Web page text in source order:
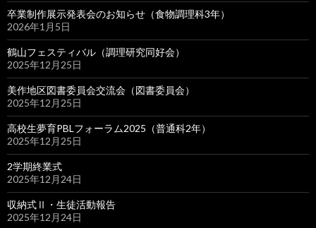
卒業制作展示発表会のお知らせ（食物調理科3年）
2026年1月5日
鶴山フェスティバル（調理研究同好会）
2025年12月25日
美作地区図書委員会交流会（図書委員会）
2025年12月25日
高校生夢育PBLフォーラム2025（普通科2年）
2025年12月25日
2学期終業式
2025年12月24日
収納式Ⅱ・生徒活動報告
2025年12月24日